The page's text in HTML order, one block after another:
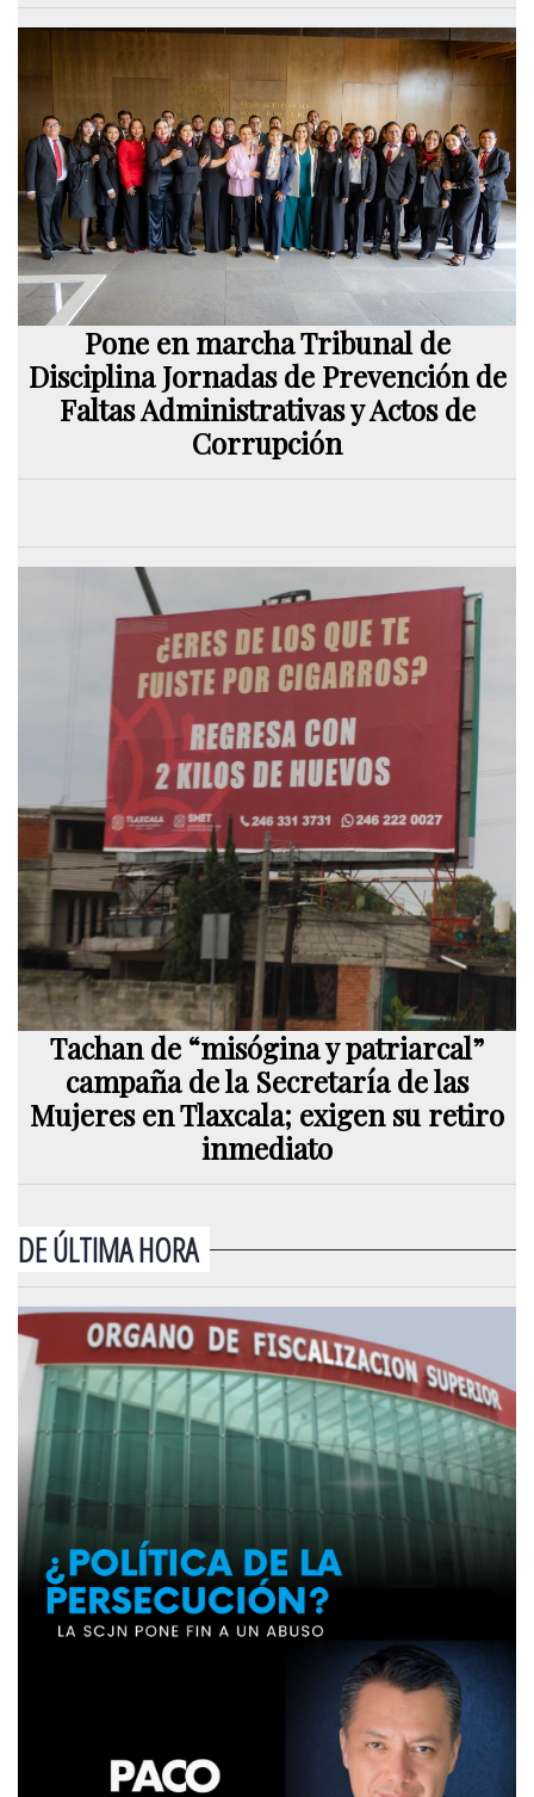
Pone en marcha Tribunal de
Disciplina Jornadas de Prevención de
Faltas Administrativas y Actos de
Corrupción
Tachan de “misógina y patriarcal”
campaña de la Secretaría de las
Mujeres en Tlaxcala; exigen su retiro
inmediato
DE ÚLTIMA HORA